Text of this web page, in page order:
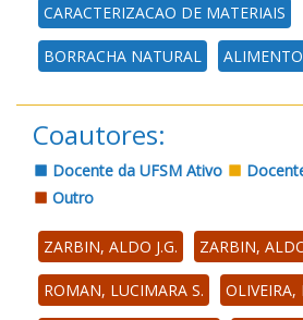
CARACTERIZACAO DE MATERIAIS
BORRACHA NATURAL
Coautores:
Docente da UFSM Ativo
Outro
ZARBIN, ALDO J.G. ZARBIN,
ROMAN, LUCIMARA S. OLIVEIRA,